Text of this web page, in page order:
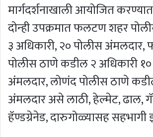
मार्गदर्शनाखाली आयोजित
दोन्ही उपक्रमात फलटण शहर
३ अधिकारी, २० पोलीस अंमलदार,
पोलीस ठाणे कडील २ अधिकारी
अंमलदार, लोणंद पोलीस ठाणे
अंमलदार असे लाठी, हेल्मेट, ढाल,
हॅण्डग्रेनेड, दारुगोळ्यासह सहभागी